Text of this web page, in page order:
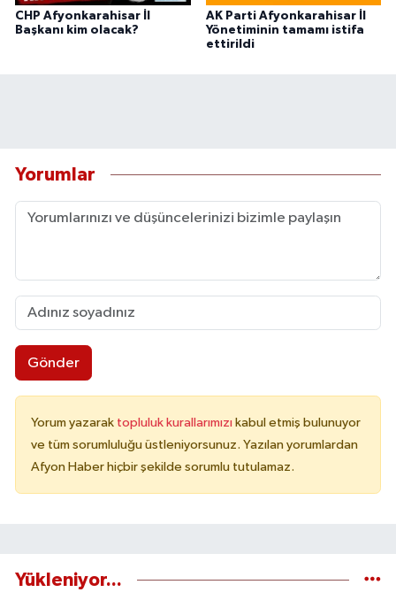
CHP Afyonkarahisar İl
Başkanı kim olacak?
AK Parti Afyonkarahisar İl
Yönetiminin tamamı istifa
ettirildi
Yorumlar
Gönder
Yorum yazarak topluluk kurallarımızı kabul etmiş bulunuyor
ve tüm sorumluluğu üstleniyorsunuz. Yazılan yorumlardan
Afyon Haber hiçbir şekilde sorumlu tutulamaz.
Yükleniyor...